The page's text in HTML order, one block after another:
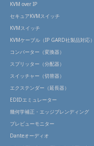
KVM over IP
セキュアKVMスイッチ
KVMスイッチ
KVMケーブル（IP GARD社製品対応）
コンバーター（変換器）
スプリッター（分配器）
スイッチャー（切替器）
エクステンダー（延長器）
EDIDエミュレーター
幾何学補正・エッジブレンディング
プレビューモニター
Danteオーディオ